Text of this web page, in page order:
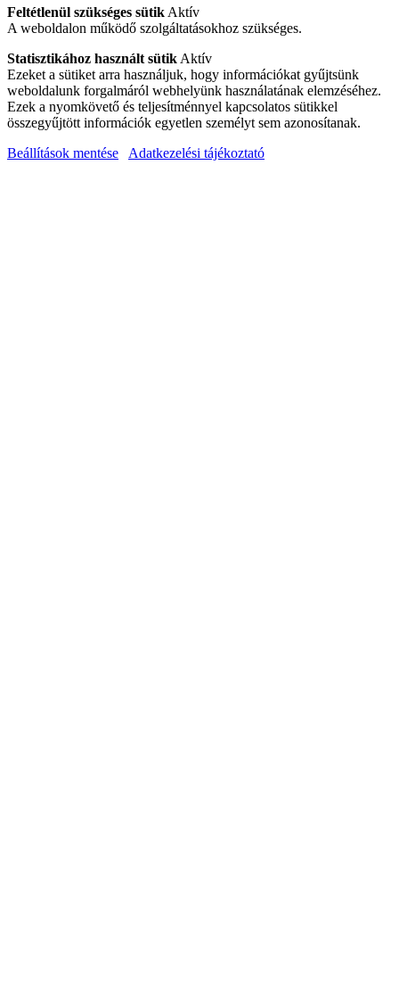
Feltétlenül szükséges sütik Aktív
A weboldalon működő szolgáltatásokhoz szükséges.
Statisztikához használt sütik Aktív
Ezeket a sütiket arra használjuk, hogy információkat gyűjtsünk
weboldalunk forgalmáról webhelyünk használatának elemzéséhez.
Ezek a nyomkövető és teljesítménnyel kapcsolatos sütikkel
összegyűjtött információk egyetlen személyt sem azonosítanak.
Beállítások mentése
Adatkezelési tájékoztató